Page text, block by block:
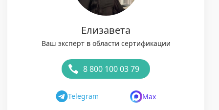
Елизавета
Ваш эксперт в области сертификации
8 800 100 03 79
Telegram Max